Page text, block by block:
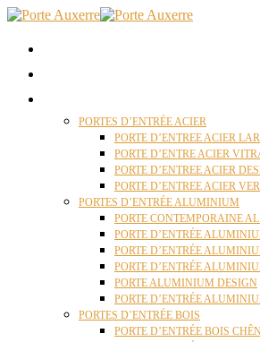
PORTES D’ENTRÉE ACIER
PORTE D’ENTREE ACIER
PORTE D’ENTRE ACIER
PORTE D’ENTREE ACIER
PORTE D’ENTREE ACIER
PORTES D’ENTRÉE ALUMINIUM
PORTE CONTEMPORAINE
PORTE D’ENTRÉE
PORTE D’ENTRÉE
PORTE D’ENTRÉE
PORTE ALUMINIUM DESIGN
PORTE D’ENTRÉE
PORTES D’ENTRÉE BOIS
PORTE D’ENTRÉE BOIS